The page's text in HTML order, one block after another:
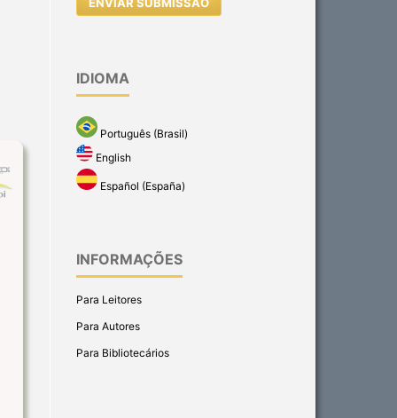
IDIOMA
Português (Brasil)
English
Español (España)
INFORMAÇÕES
Para Leitores
Para Autores
Para Bibliotecários